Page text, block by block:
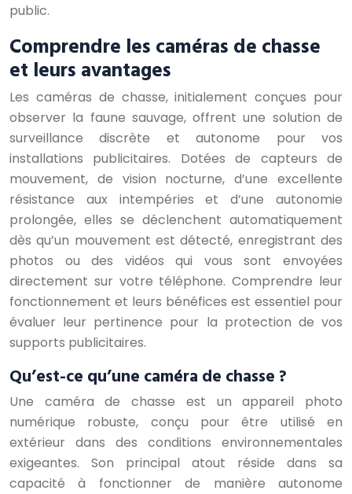
public.
Comprendre les caméras de chasse
et leurs avantages
Les caméras de chasse, initialement conçues pour
observer la faune sauvage, offrent une solution de
surveillance discrète et autonome pour vos
installations publicitaires. Dotées de capteurs de
mouvement, de vision nocturne, d’une excellente
résistance aux intempéries et d’une autonomie
prolongée, elles se déclenchent automatiquement
dès qu’un mouvement est détecté, enregistrant des
photos ou des vidéos qui vous sont envoyées
directement sur votre téléphone. Comprendre leur
fonctionnement et leurs bénéfices est essentiel pour
évaluer leur pertinence pour la protection de vos
supports publicitaires.
Qu’est-ce qu’une caméra de chasse ?
Une caméra de chasse est un appareil photo
numérique robuste, conçu pour être utilisé en
extérieur dans des conditions environnementales
exigeantes. Son principal atout réside dans sa
capacité à fonctionner de manière autonome